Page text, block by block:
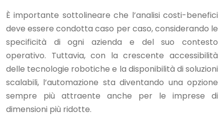
È importante sottolineare che l’analisi costi-benefici
deve essere condotta caso per caso, considerando le
specificità di ogni azienda e del suo contesto
operativo. Tuttavia, con la crescente accessibilità
delle tecnologie robotiche e la disponibilità di soluzioni
scalabili, l’automazione sta diventando una opzione
sempre più attraente anche per le imprese di
dimensioni più ridotte.